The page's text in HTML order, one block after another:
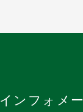
インフォメ